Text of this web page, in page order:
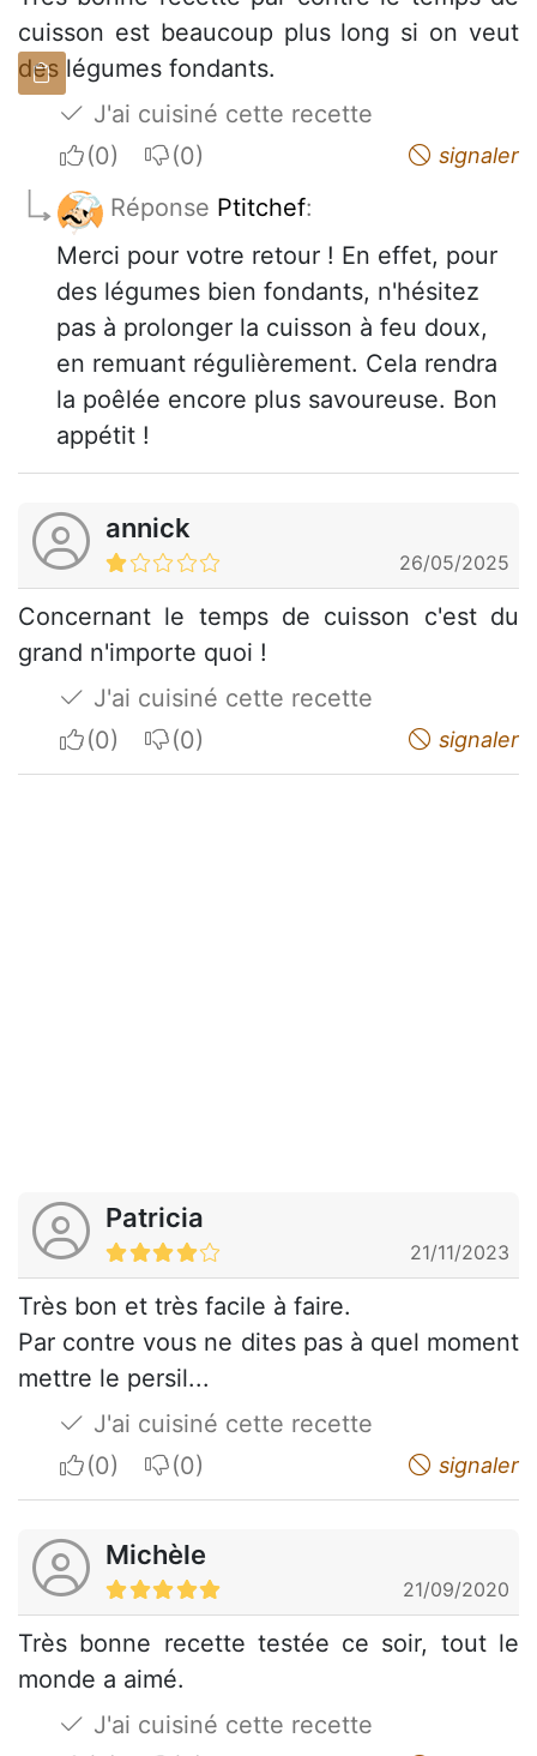
cuisson est beaucoup plus long si on veut
des légumes fondants.
J'ai cuisiné cette recette
I apreciateI do not appreciate signaler
Réponse Ptitchef:
Merci pour votre retour ! En effet, pour
des légumes bien fondants, n'hésitez
pas à prolonger la cuisson à feu doux,
en remuant régulièrement. Cela rendra
la poêlée encore plus savoureuse. Bon
appétit !
annick
26/05/2025
Concernant le temps de cuisson c'est du
grand n'importe quoi !
J'ai cuisiné cette recette
I apreciateI do not appreciate signaler
Patricia
21/11/2023
Très bon et très facile à faire.
Par contre vous ne dites pas à quel moment
mettre le persil...
J'ai cuisiné cette recette
I apreciateI do not appreciate signaler
Michèle
21/09/2020
Très bonne recette testée ce soir, tout le
monde a aimé.
J'ai cuisiné cette recette